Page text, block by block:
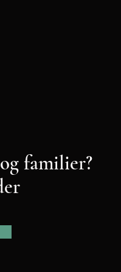
familier?